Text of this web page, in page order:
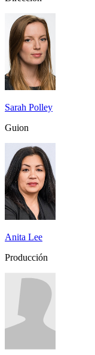
Sarah Polley
Guion
Anita Lee
Producción